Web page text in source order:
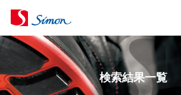
検索結果一覧